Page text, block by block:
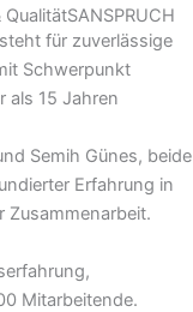
für zuverlässige
Schwerpunkt
als 15 Jahren
Semih Günes, beide
Erfahrung in
Zusammenarbeit.
Mitarbeitende.